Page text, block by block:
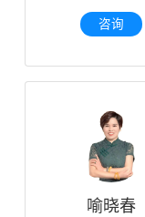
咨询
喻晓春